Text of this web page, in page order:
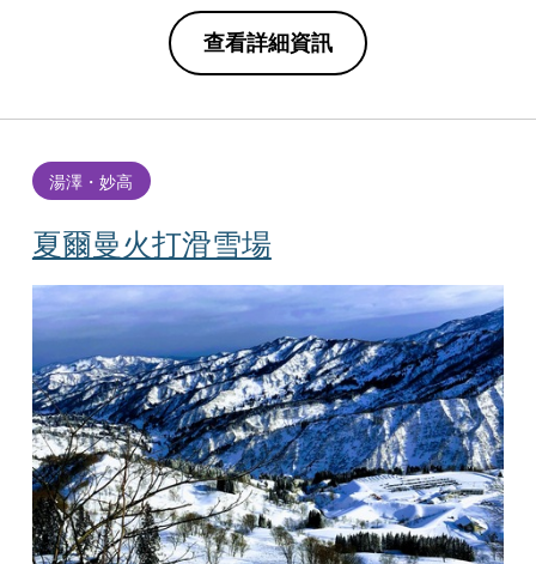
查看詳細資訊
夏爾曼火打滑雪場
湯澤・妙高